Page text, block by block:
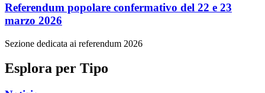
Referendum popolare confermativo del 22 e 23
marzo 2026
Sezione dedicata ai referendum 2026
Esplora per Tipo